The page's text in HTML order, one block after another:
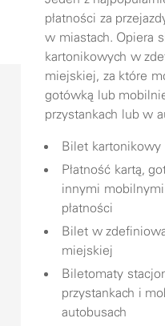
płatności za
w miastach. Opiera
kartonikowych w
miejskiej, za które
gotówką lub
przystankach lub w
Bilet kartonikowy
Płatność kartą,
innymi
płatności
Bilet w
miejskiej
Biletomaty
przystankach i
autobusach